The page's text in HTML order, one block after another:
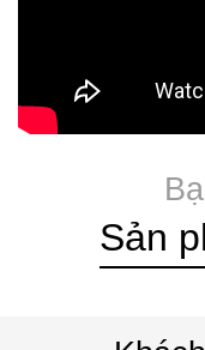
Sản